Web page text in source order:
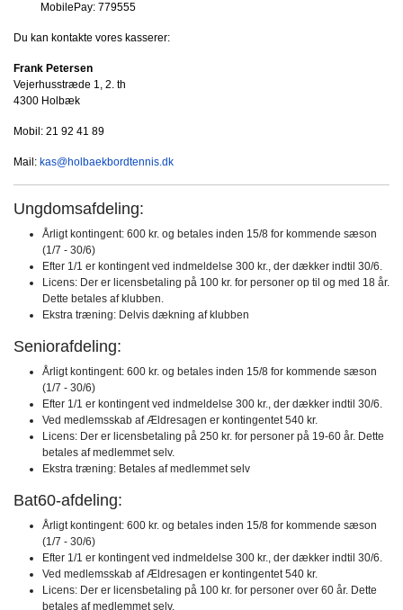
MobilePay: 779555
Du kan kontakte vores kasserer:
Frank Petersen
Vejerhusstræde 1, 2. th
4300 Holbæk
Mobil: 21 92 41 89
Mail: kas@holbaekbordtennis.dk
Ungdomsafdeling:
Årligt kontingent: 600 kr. og betales inden 15/8 for kommende sæson
(1/7 - 30/6)
Efter 1/1 er kontingent ved indmeldelse 300 kr., der dækker indtil 30/6.
Licens: Der er licensbetaling på 100 kr. for personer op til og med 18 år.
Dette betales af klubben.
Ekstra træning: Delvis dækning af klubben
Seniorafdeling:
Årligt kontingent: 600 kr. og betales inden 15/8 for kommende sæson
(1/7 - 30/6)
Efter 1/1 er kontingent ved indmeldelse 300 kr., der dækker indtil 30/6.
Ved medlemsskab af Ældresagen er kontingentet 540 kr.
Licens: Der er licensbetaling på 250 kr. for personer på 19-60 år. Dette
betales af medlemmet selv.
Ekstra træning: Betales af medlemmet selv
Bat60-afdeling:
Årligt kontingent: 600 kr. og betales inden 15/8 for kommende sæson
(1/7 - 30/6)
Efter 1/1 er kontingent ved indmeldelse 300 kr., der dækker indtil 30/6.
Ved medlemsskab af Ældresagen er kontingentet 540 kr.
Licens: Der er licensbetaling på 100 kr. for personer over 60 år. Dette
betales af medlemmet selv.